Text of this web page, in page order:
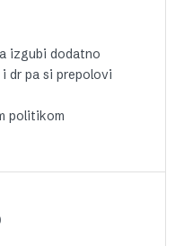
izgubi dodatno
dr pa si prepolovi
politikom